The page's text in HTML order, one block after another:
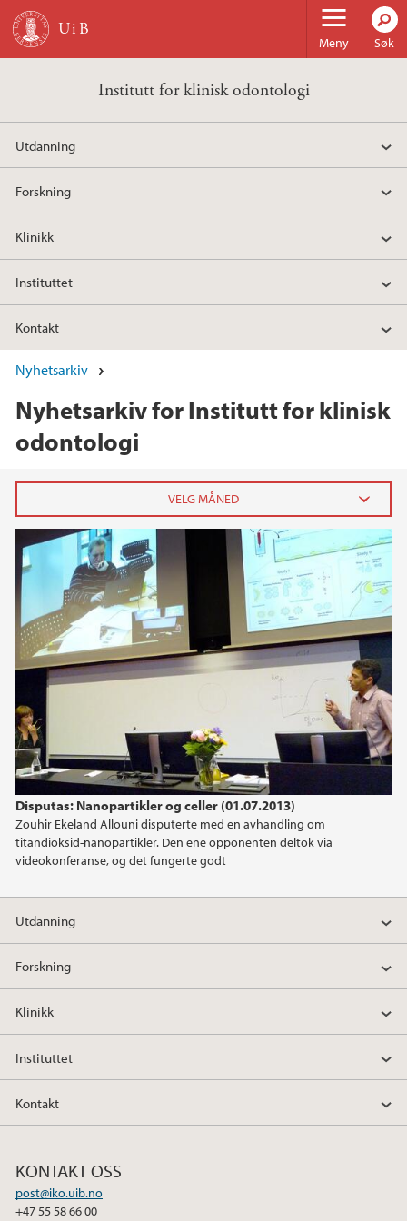
Hopp til hovedinnhold
Meny Søk
Institutt for klinisk odontologi
Utdanning
Forskning
Klinikk
Instituttet
Kontakt
Nyhetsarkiv
Nyhetsarkiv for Institutt for klinisk
odontologi
Disputas: Nanopartikler og celler (01.07.2013)
Zouhir Ekeland Allouni disputerte med en avhandling om
titandioksid-nanopartikler. Den ene opponenten deltok via
videokonferanse, og det fungerte godt
februar (2)
2025
2024
2022
2021
2020
2019
2018
2017
2016
2015
2014
Utdanning
Forskning
Klinikk
Instituttet
Kontakt
KONTAKT OSS
post@iko.uib.no
+47 55 58 66 00